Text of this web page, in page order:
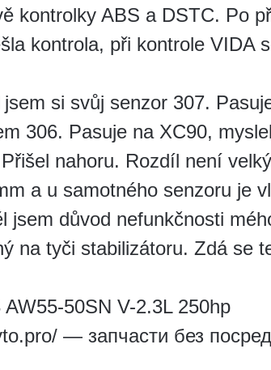
kontrolky ABS a DSTC. Po
kontrola, při kontrole VIDA
jsem si svůj senzor 307.
306. Pasuje na XC90,
nahoru. Rozdíl není
a u samotného senzoru je
jsem důvod nefunkčnosti
na tyči stabilizátoru. Zdá se
AW55-50SN V-2.3L 250hp
— запчасти без